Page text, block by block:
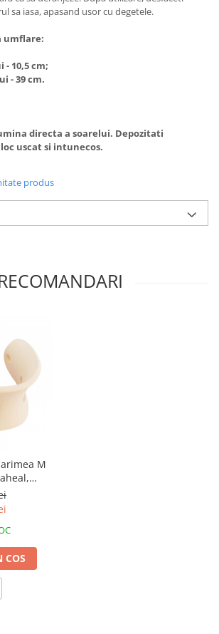
sa iasa, apasand usor cu degetele.
umflare:
10,5 cm;
- 39 cm.
directa a soarelui. Depozitati
uscat si intunecos.
produs
M
- 45 cm
COS